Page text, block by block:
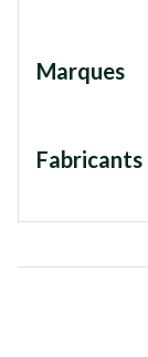
Marques
Fabricants